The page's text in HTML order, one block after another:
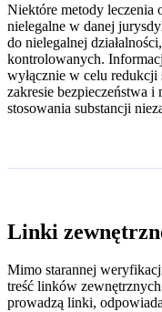
Niektóre metody leczenia
nielegalne w danej
do nielegalnej
kontrolowanych.
wyłącznie w celu
zakresie bezpieczeństwa i
stosowania substancji
Linki
Mimo starannej
treść linków
prowadzą linki,